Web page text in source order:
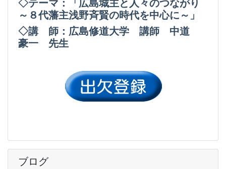
◇テーマ：「広島城主と人々のつながり
～８代藩主浅野斉賢の時代を中心に～」
◇講 師：広島修道大学 講師 中道
豪一 先生
ブログ